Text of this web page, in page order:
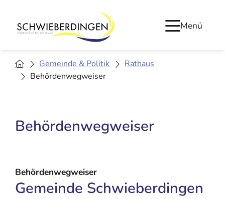
Menü
Gemeinde & Politik
Rathaus
Behördenwegweiser
Behördenwegweiser
Behördenwegweiser
Gemeinde Schwieberdingen